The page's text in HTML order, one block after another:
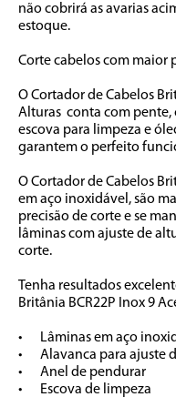
não cobrirá as avarias
estoque.
Corte cabelos com maior
O Cortador de Cabelos
Alturas  conta com
escova para limpeza e
garantem o perfeito
O Cortador de Cabelos
em aço inoxidável, são
precisão de corte e se
lâminas com ajuste de
corte.
Tenha resultados
Britânia BCR22P Inox 9
•	Lâminas em aço inoxidável
•	Alavanca para ajuste das lâminas
•	Anel de pendurar
•	Escova de limpeza